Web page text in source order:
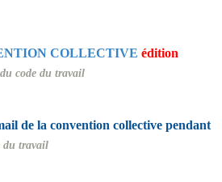
COLLECTIVE édition
code du travail
de la convention collective pendant
du travail